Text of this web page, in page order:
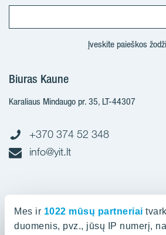
Mes ir 1022 mūsų partneriai
duomenis, pvz., jūsų IP numerį,
Įveskite paieškos
Biuras Kaune
Karaliaus Mindaugo pr. 35, LT-44307
+370 374 52 348
info@yit.lt
Spaudos g. 7, LT-05132